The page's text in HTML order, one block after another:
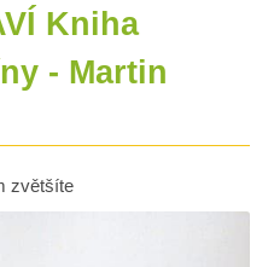
Kniha
- Martin
zvětšíte